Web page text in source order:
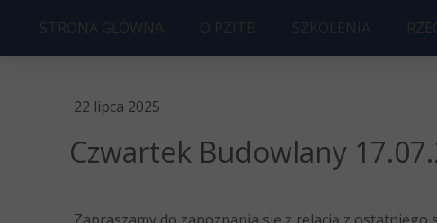
22 lipca 2025
Czwartek Budowlany
STRONA GŁÓWNA
O PZITB
STATUT
SZKOLENIA